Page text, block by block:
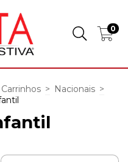
0
> Nacionais >